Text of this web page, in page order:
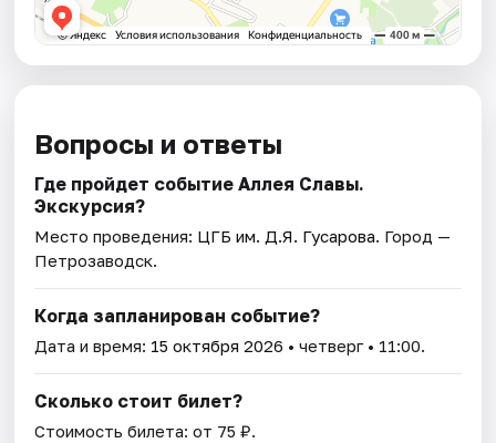
Вопросы и ответы
Где пройдет событие Аллея Славы.
Экскурсия?
Место проведения: ЦГБ им. Д.Я. Гусарова. Город —
Петрозаводск.
Когда запланирован событие?
Дата и время: 15 октября 2026 • четверг • 11:00.
Сколько стоит билет?
Стоимость билета: от 75 ₽.